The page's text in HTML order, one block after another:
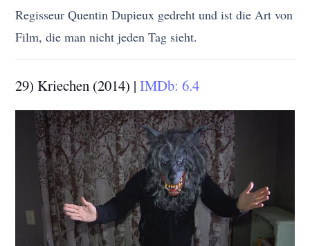
Regisseur Quentin Dupieux gedreht und ist die Art von
Film, die man nicht jeden Tag sieht.
29) Kriechen (2014) |IMDb: 6.4